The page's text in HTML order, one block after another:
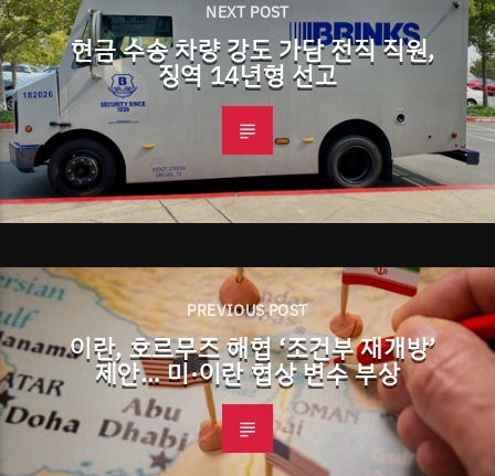
NEXT POST
현금 수송 차량 강도 가담 전직 직원,
징역 14년형 선고
PREVIOUS POST
이란, 호르무즈 해협 ‘조건부 재개방’
제안… 미·이란 협상 변수 부상